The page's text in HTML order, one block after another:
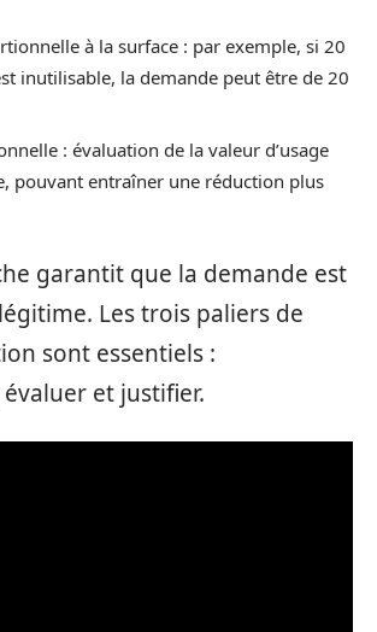
à la surface : par exemple, si 20
inutilisable, la demande peut être de 20
: évaluation de la valeur d’usage
pouvant entraîner une réduction plus
garantit que la demande est
Les trois paliers de
sont essentiels :
et justifier.